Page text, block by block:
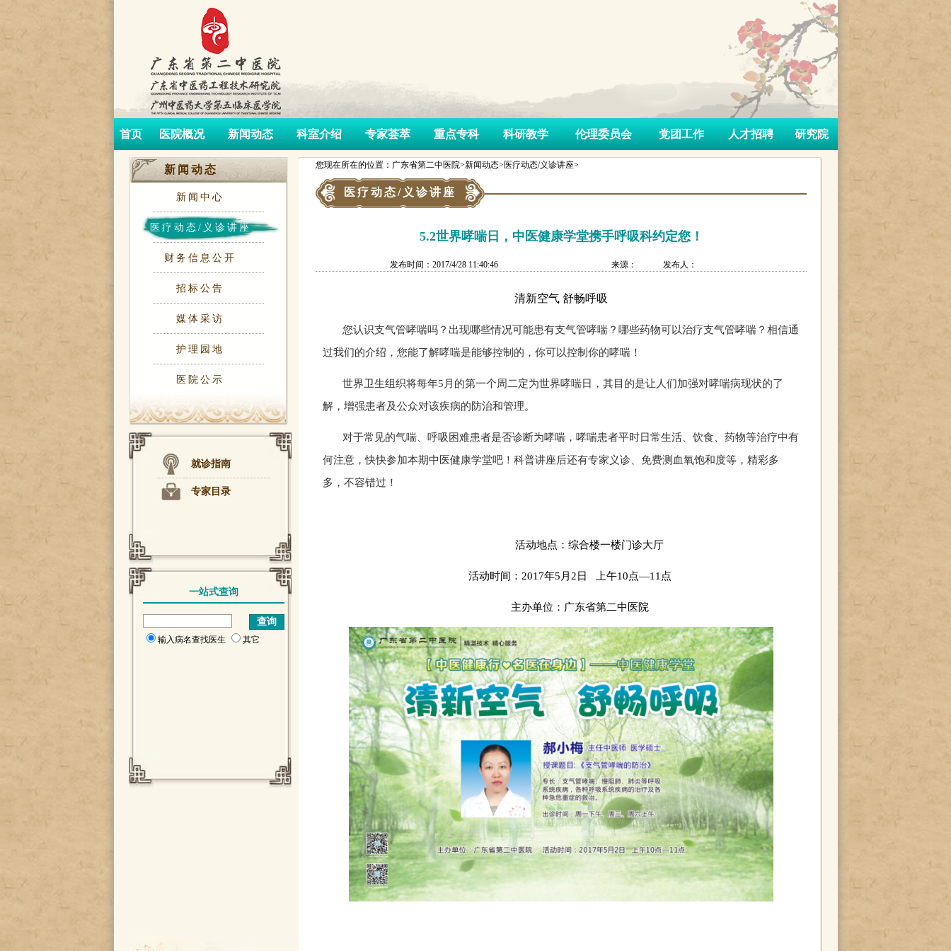
首页 医院概况 新闻动态 科室介绍 专家荟萃 重点专科 科研教学 伦理委员会 党团工作 人才招聘 研究院
新闻动态
新闻中心
医疗动态/义诊讲座
财务信息公开
招标公告
媒体采访
护理园地
医院公示
就诊指南
专家目录
一站式查询
输入病名查找医生 其它
您现在所在的位置：广东省第二中医院>新闻动态>医疗动态/义诊讲座>
医疗动态/义诊讲座
5.2世界哮喘日，中医健康学堂携手呼吸科约定您！
发布时间：2017/4/28 11:40:46 来源： 发布人：
清新空气 舒畅呼吸
您认识支气管哮喘吗？出现哪些情况可能患有支气管哮喘？哪些药物可以治疗支气管哮喘？相信通
过我们的介绍，您能了解哮喘是能够控制的，你可以控制你的哮喘！
世界卫生组织将每年5 月的第一个周二定为世界哮喘日，其目的是让人们加强对哮喘病现状的了
解，增强患者及公众对该疾病的防治和管理。
对于常见的气喘、呼吸困难患者是否诊断为哮喘，哮喘患者平时日常生活、饮食、药物等治疗中有
何注意，快快参加本期中医健康学堂吧！科普讲座后还有专家义诊、免费测血氧饱和度等，精彩多
多，不容错过！
活动地点：综合楼一楼门诊大厅
活动时间： 2017年5月2日 上午10点—11点
主办单位：广东省第二中医院